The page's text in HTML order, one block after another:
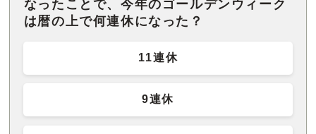
なったことで、今年のゴールデンウィーク
は暦の上で何連休になった？
11連休
9連休